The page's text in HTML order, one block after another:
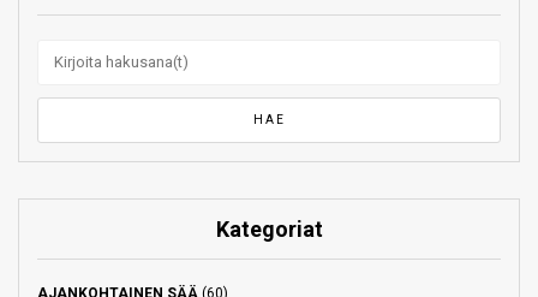
Kategoriat